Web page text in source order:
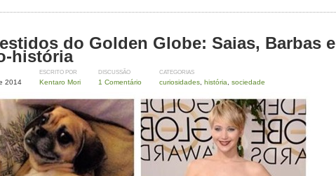
do Golden Globe: Saias, Barbas e
história
2014
ESCRITO POR
Kentaro Mori
DISCUSSÃO
1 Comentário
CATEGORIAS
curiosidades história sociedade